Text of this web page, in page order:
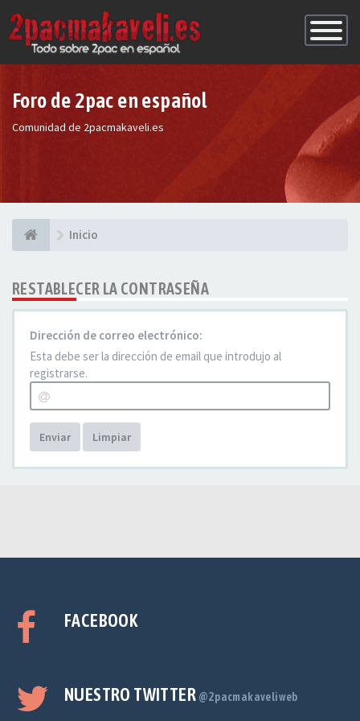
de
Foro de 2pac en español
Comunidad de 2pacmakaveli.es
Inicio
RESTABLECER LA CONTRASEÑA
Dirección de correo electrónico:
Esta debe ser la dirección de email que introdujo al
registrarse.
Enviar Limpiar
FACEBOOK
NUESTRO TWITTER @2pacmakaveliweb